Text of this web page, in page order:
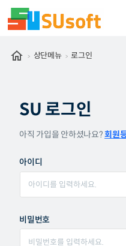
상단메뉴 로그인
SU 로그인
아직 가입을 안하셨나요?회원
아이디
비밀번호